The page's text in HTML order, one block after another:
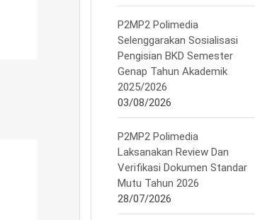
P2MP2 Polimedia
Selenggarakan Sosialisasi
Pengisian BKD Semester
Genap Tahun Akademik
2025/2026
03/08/2026
P2MP2 Polimedia
Laksanakan Review Dan
Verifikasi Dokumen Standar
Mutu Tahun 2026
28/07/2026